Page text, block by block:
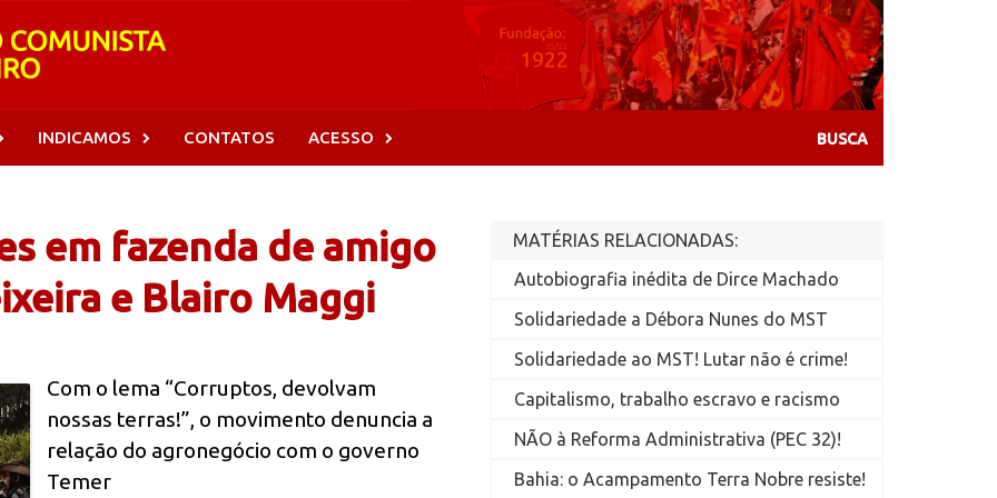
INDICAMOS CONTATOS ACESSO
em fazenda de amigo
e Blairo Maggi
Com o lema “Corruptos, devolvam
nossas terras!”, o movimento denuncia a
relação do agronegócio com o governo
Temer
MATÉRIAS RELACIONADAS:
Autobiografia inédita de Dirce Machado
Solidariedade a Débora Nunes do MST
Solidariedade ao MST! Lutar não é crime!
Capitalismo, trabalho escravo e racismo
NÃO à Reforma Administrativa (PEC 32)!
Bahia: o Acampamento Terra Nobre resiste!